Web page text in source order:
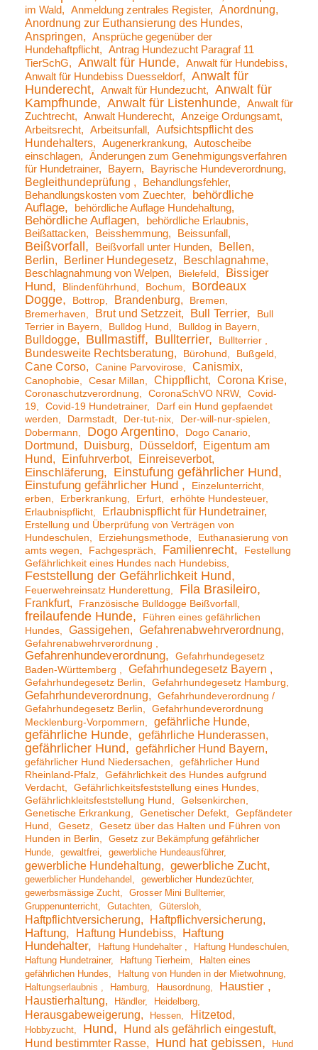
im Wald
Anmeldung zentrales Register
Anordnung
Anordnung zur Euthansierung des Hundes
Anspringen
Ansprüche gegenüber der
Hundehaftpflicht
Antrag Hundezucht Paragraf 11
TierSchG
Anwalt für Hunde
Anwalt für Hundebiss
Anwalt für Hundebiss Duesseldorf
Anwalt für
Hunderecht
Anwalt für Hundezucht
Anwalt für
Kampfhunde
Anwalt für Listenhunde
Anwalt für
Zuchtrecht
Anwalt Hunderecht
Anzeige Ordungsamt
Arbeitsrecht
Arbeitsunfall
Aufsichtspflicht des
Hundehalters
Augenerkrankung
Autoscheibe
einschlagen
Änderungen zum Genehmigungsverfahren
für Hundetrainer
Bayern Bayrische Hundeverordnung
Begleithundeprüfung
Behandlungsfehler
Behandlungskosten vom Zuechter
behördliche
Auflage
behördliche Auflage Hundehaltung
Behördliche Auflagen
behördliche Erlaubnis
Beißattacken
Beisshemmung Beissunfall
Beißvorfall Beißvorfall unter Hunden
Bellen
Berlin
Berliner Hundegesetz Beschlagnahme
Beschlagnahmung von Welpen Bielefeld
Bissiger
Hund
Blindenführhund Bochum
Bordeaux
Dogge
Bottrop Brandenburg
Bremen
Bremerhaven
Brut und Setzzeit Bull Terrier
Bull
Terrier in Bayern
Bulldog Hund Bulldog in Bayern
Bulldogge Bullmastiff Bullterrier Bullterrier
Bundesweite Rechtsberatung Bürohund Bußgeld
Cane Corso Canine Parvovirose Canismix
Canophobie Cesar Millan Chippflicht Corona Krise
Coronaschutzverordnung CoronaSchVO NRW
Covid-
19
Covid-19 Hundetrainer
Darf ein Hund gepfaendet
werden
Darmstadt Der-tut-nix
Der-will-nur-spielen
Dobermann
Dogo Argentino Dogo Canario
Dortmund Duisburg Düsseldorf
Eigentum am
Hund
Einfuhrverbot Einreiseverbot
Einschläferung Einstufung gefährlicher Hund
Einstufung gefährlicher Hund
Einzelunterricht
erben
Erberkrankung Erfurt
erhöhte Hundesteuer
Erlaubnispflicht
Erlaubnispflicht für Hundetrainer
Erstellung und Überprüfung von Verträgen von
Hundeschulen
Erziehungsmethode
Euthanasierung von
amts wegen
Fachgespräch Familienrecht
Festellung
Gefährlichkeit eines Hundes nach Hundebiss
Feststellung der Gefährlichkeit Hund
Feuerwehreinsatz Hunderettung Fila Brasileiro
Frankfurt Französische Bulldogge Beißvorfall
freilaufende Hunde
Führen eines gefährlichen
Hundes
Gassigehen Gefahrenabwehrverordnung
Gefahrenabwehrverordnung
Gefahrenhundeverordnung
Gefahrhundegesetz
Baden-Württemberg
Gefahrhundegesetz Bayern
Gefahrhundegesetz Berlin Gefahrhundegesetz Hamburg
Gefahrhundeverordnung
Gefahrhundeverordnung /
Gefahrhundegesetz Berlin
Gefahrhundeverordnung
Mecklenburg-Vorpommern
gefährliche Hunde
gefährliche Hunde gefährliche Hunderassen
gefährlicher Hund gefährlicher Hund Bayern
gefährlicher Hund Niedersachen
gefährlicher Hund
Rheinland-Pfalz
Gefährlichkeit des Hundes aufgrund
Verdacht
Gefährlichkeitsfeststellung eines Hundes
Gefährlichkleitsfeststellung Hund
Gelsenkirchen
Genetische Erkrankung
Genetischer Defekt
Gepfändeter
Hund
Gesetz
Gesetz über das Halten und Führen von
Hunden in Berlin
Gesetz zur Bekämpfung gefährlicher
Hunde
gewaltfrei gewerbliche Hundeausführer
gewerbliche Hundehaltung gewerbliche Zucht
gewerblicher Hundehandel
gewerblicher Hundezüchter
gewerbsmässige Zucht
Grosser Mini Bullterrier
Gruppenunterricht
Gutachten Gütersloh
Haftpflichtversicherung Haftpflichversicherung
Haftung Haftung Hundebiss
Haftung
Hundehalter
Haftung Hundehalter
Haftung Hundeschulen
Haftung Hundetrainer
Haftung Tierheim
Halten eines
gefährlichen Hundes
Haltung von Hunden in der Mietwohnung
Haltungserlaubnis
Hamburg Hausordnung Haustier
Haustierhaltung Händler Heidelberg
Herausgabeweigerung Hessen Hitzetod
Hobbyzucht Hund
Hund als gefährlich eingestuft
Hund bestimmter Rasse
Hund hat gebissen
Hund